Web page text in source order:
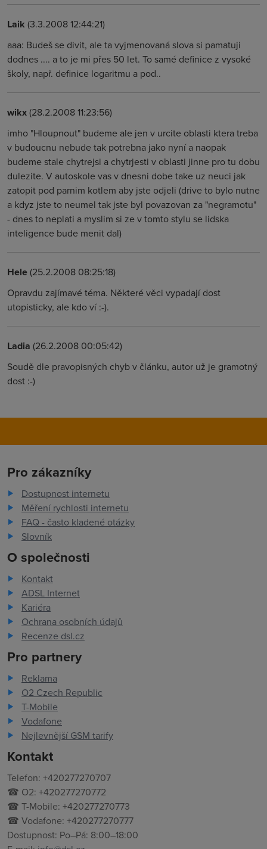
Laik (3.3.2008 12:44:21)
aaa: Budeš se divit, ale ta vyjmenovaná slova si pamatuji
dodnes .... a to je mi přes 50 let. To samé definice z vysoké
školy, např. definice logaritmu a pod..
wikx(28.2.2008 11:23:56)
imho "Hloupnout" budeme ale jen v urcite oblasti ktera treba
v budoucnu nebude tak potrebna jako nyní a naopak
budeme stale chytrejsi a chytrjesti v oblasti jinne pro tu dobu
dulezite. V autoskole vas v dnesni dobe take uz neuci jak
zatopit pod parnim kotlem aby jste odjeli (drive to bylo nutne
a kdyz jste to neumel tak jste byl povazovan za "negramotu"
- dnes to neplati a myslim si ze v tomto stylu se lidska
inteligence bude menit dal)
Hele(25.2.2008 08:25:18)
Opravdu zajímavé téma. Některé věci vypadají dost
utopisticky, ale kdo ví :-).
Ladia (26.2.2008 00:05:42)
Soudě dle pravopisných chyb v článku, autor už je gramotný
dost :-)
Pro zákazníky
Dostupnost internetu
Měření rychlosti internetu
FAQ - často kladené otázky
Slovník
O společnosti
Kontakt
ADSL Internet
Kariéra
Ochrana osobních údajů
Recenze dsl.cz
Pro partnery
Reklama
O2 Czech Republic
T-Mobile
Vodafone
Nejlevnější GSM tarify
Kontakt
Telefon: +420277270707
☎ O2: +420277270772
☎ T-Mobile: +420277270773
☎ Vodafone: +420277270777
Dostupnost: Po–Pá: 8:00–18:00